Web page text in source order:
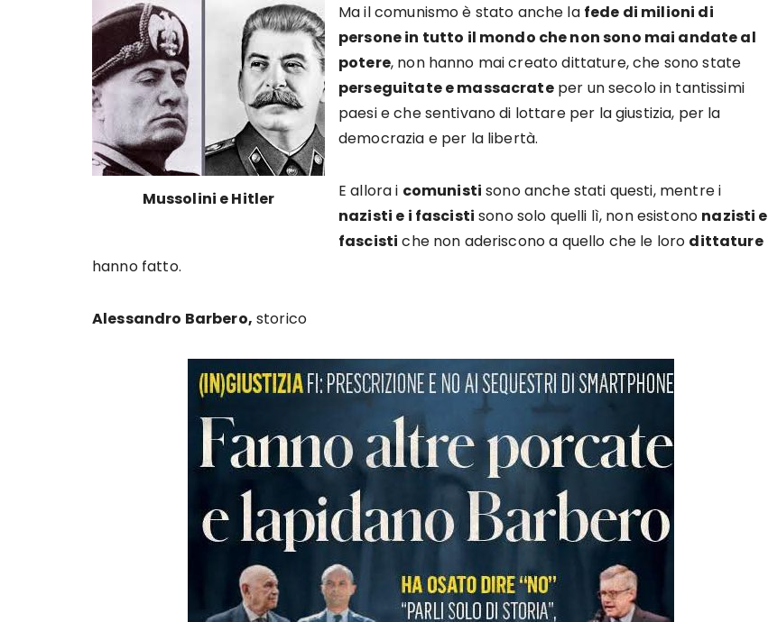
Mussolini e Hitler
Ma il comunismo è stato anche la fede di milioni di
persone in tutto il mondo che non sono mai andate al
potere, non hanno mai creato dittature, che sono state
perseguitate e massacrateper un secolo in tantissimi
paesi e che sentivano di lottare per la giustizia, per la
democrazia e per la libertà.
E allora i comunisti sono anche stati questi, mentre i
nazisti e i fascisti sono solo quelli lì, non esistono nazisti e
fascisti che non aderiscono a quello che le loro dittature
hanno fatto.
Alessandro Barbero, storico